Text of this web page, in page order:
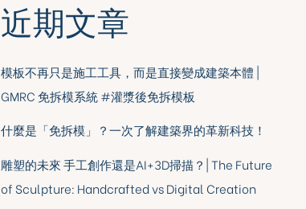
近期文章
模板不再只是施工工具，而是直接變成建築本體 |
GMRC 免拆模系統 #灌漿後免拆模板
什麼是「免拆模」？一次了解建築界的革新科技！
雕塑的未來 手工創作還是AI+3D掃描？| The Future
of Sculpture: Handcrafted vs Digital Creation